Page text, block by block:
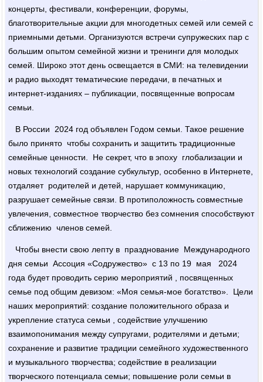
концерты, фестивали, конференции, форумы,
благотворительные акции для многодетных семей или семей с
приемными детьми. Организуются встречи супружеских пар с
большим опытом семейной жизни и тренинги для молодых
семей. Широко этот день освещается в СМИ: на телевидении
и радио выходят тематические передачи, в печатных и
интернет-изданиях – публикации, посвященные вопросам
семьи.
В России 2024 год объявлен Годом семьи. Такое решение
было принято чтобы сохранить и защитить традиционные
семейные ценности. Не секрет, что в эпоху глобализации и
новых технологий создание субкультур, особенно в Интернете,
отдаляет родителей и детей, нарушает коммуникацию,
разрушает семейные связи. В протиположность совместные
увлечения, совместное творчество без сомнения способствуют
сближению членов семей.
Чтобы внести свою лепту в празднование Международного
дня семьи Ассоция «Содружество» с 13 по 19 мая 2024
года будет проводить серию мероприятий , посвященных
семье под общим девизом: «Моя семья-мое богатство». Цели
наших мероприятий: создание положительного образа и
укрепление статуса семьи , содействие улучшению
взаимопонимания между супругами, родителями и детьми;
сохранение и развитие традиции семейногo художественного
и музыкального творчества; содействие в реализации
творческого потенциала семьи; повышение роли семьи в